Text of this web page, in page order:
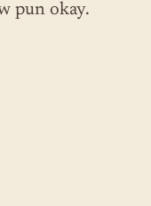
pun okay.